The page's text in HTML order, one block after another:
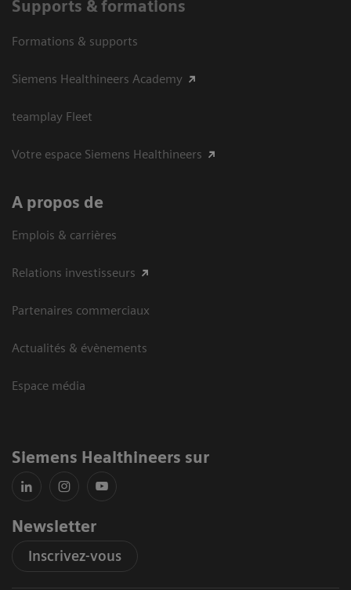
Supports & formations
Formations & supports
Siemens Healthineers Academy
teamplay Fleet
Votre espace Siemens Healthineers
A propos de
Emplois & carrières
Relations investisseurs
Partenaires commerciaux
Actualités & évènements
Espace média
Siemens Healthineers sur
Newsletter
Inscrivez-vous